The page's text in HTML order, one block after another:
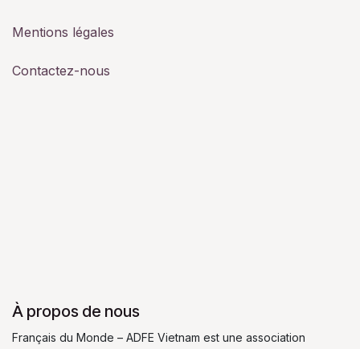
Mentions légales
Contactez-nous
À propos de nous
Français du Monde – ADFE Vietnam est une association